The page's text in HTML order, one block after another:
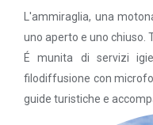
L'ammiraglia, una
uno aperto e uno chiuso.
É munita di servizi
filodiffusione con
guide turistiche e